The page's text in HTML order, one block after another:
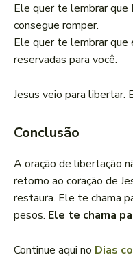
Ele quer te lembrar que
consegue romper.
Ele quer te lembrar que
reservadas para você.
Jesus veio para
Conclusão
A oração de libertação
retorno ao coração de
restaura. Ele te chama
pesos. Ele te chama
Continue aqui no Dias